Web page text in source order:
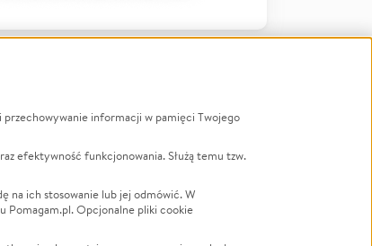
LGBTQ+
Powódź
Wichura
przechowywanie informacji w pamięci Twojego
efektywność funkcjonowania. Służą temu tzw.
na ich stosowanie lub jej odmówić. W
Pomagam.pl. Opcjonalne pliki cookie